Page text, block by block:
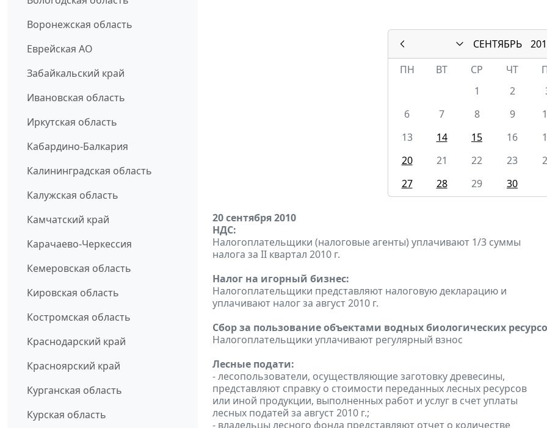
Воронежская область
Еврейская АО
Забайкальский край
Ивановская область
Иркутская область
Кабардино-Балкария
Калининградская область
Калужская область
Камчатский край
Карачаево-Черкессия
Кемеровская область
Кировская область
Костромская область
Краснодарский край
Красноярский край
Курганская область
Курская область
СЕНТЯБРЬ
ПН
ВТ СР ЧТ
1
2
6
7 8 9
13
14 15 16
20
21 22 23
27
28 29 30
20 сентября 2010
НДС:
Налогоплательщики (налоговые агенты) уплачивают 1/3 суммы
налога за II квартал 2010 г.
Налог на игорный бизнес:
Налогоплательщики представляют налоговую декларацию и
уплачивают налог за август 2010 г.
Сбор за пользование объектами водных биологических
Налогоплательщики уплачивают регулярный взнос
Лесные подати:
- лесопользователи, осуществляющие заготовку древесины,
представляют справку о стоимости переданных лесных ресурсов
или иной продукции, выполненных работ и услуг в счет уплаты
лесных податей за август 2010 г.;
- владельцы лесного фонда представляют отчет о количестве